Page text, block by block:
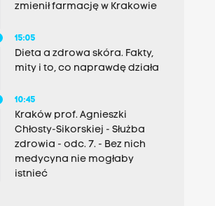
zmienił farmację w Krakowie
15:05
Dieta a zdrowa skóra. Fakty,
mity i to, co naprawdę działa
10:45
Kraków prof. Agnieszki
Chłosty-Sikorskiej - Służba
zdrowia - odc. 7. - Bez nich
medycyna nie mogłaby
istnieć